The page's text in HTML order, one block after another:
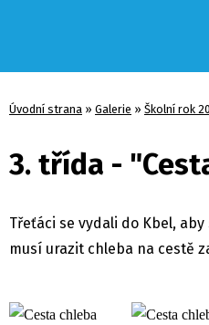
Úvodní strana » Galerie » Školní rok
3. třída -
Třeťáci se vydali do Kbel,
musí urazit chleba na cestě